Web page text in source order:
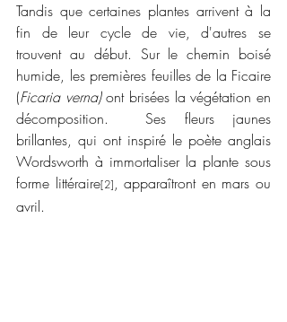
Tandis que certaines plantes arrivent à la
fin de leur cycle de vie, d'autres se
trouvent au début. Sur le chemin boisé
humide, les premières feuilles de la Ficaire
(Ficaria verna) ont brisées la végétation en
décomposition.  Ses fleurs jaunes
brillantes, qui ont inspiré le poète anglais
Wordsworth à immortaliser la plante sous
forme littéraire[2], apparaîtront en mars ou
avril.